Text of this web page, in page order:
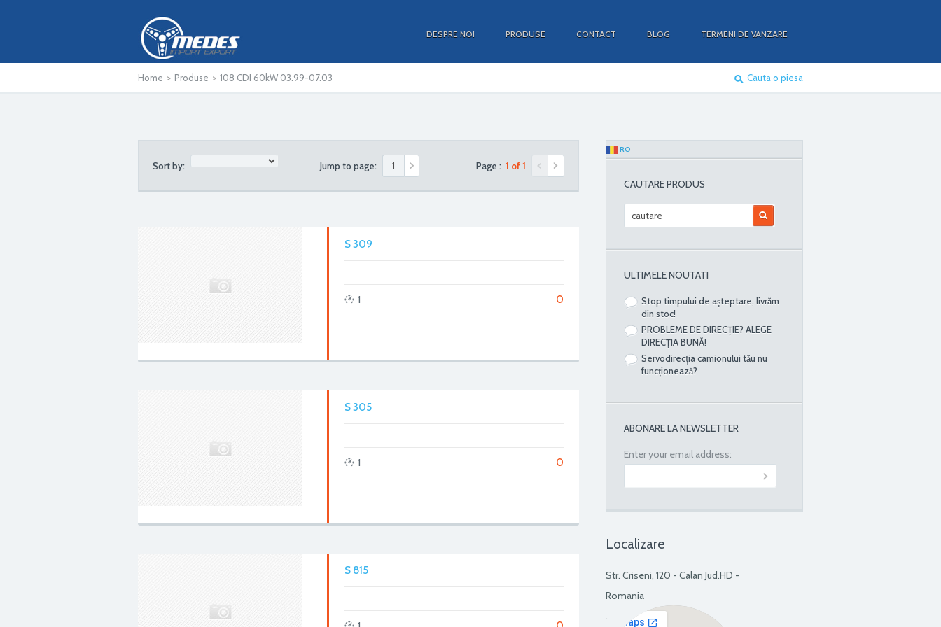
DESPRE NOI PRODUSE CONTACT BLOG TERMENI DE VANZARE
Home > Produse > 108 CDI 60kW 03.99-07.03 Cauta o piesa
Sort by: Jump to page: Page : 1 of 1
S 309
0
1
S 305
0
1
S 815
RO
CAUTARE PRODUS
ULTIMELE NOUTATI
Stop timpului de așteptare, livrăm
din stoc!
PROBLEME DE DIRECȚIE? ALEGE
DIRECȚIA BUNĂ!
Servodirecția camionului tău nu
funcționează?
ABONARE LA NEWSLETTER
Enter your email address:
Localizare
Str. Criseni, 120 - Calan Jud.HD -
Romania